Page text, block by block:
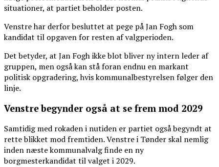
situationer, at partiet beholder posten.
Venstre har derfor besluttet at pege på Jan Fogh som
kandidat til opgaven for resten af valgperioden.
Det betyder, at Jan Fogh ikke blot bliver ny intern leder af
gruppen, men også kan stå foran endnu en markant
politisk opgradering, hvis kommunalbestyrelsen følger den
linje.
Venstre begynder også at se frem mod 2029
Samtidig med rokaden i nutiden er partiet også begyndt at
rette blikket mod fremtiden. Venstre i Tønder skal nemlig
inden næste kommunalvalg finde en ny
borgmesterkandidat til valget i 2029.